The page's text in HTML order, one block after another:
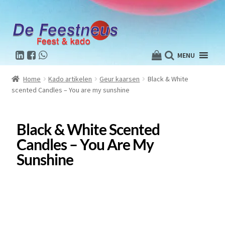
MENU
Home Kado artikelen Geur kaarsen
Black & White
scented Candles – You are my sunshine
Black & White Scented
Candles – You Are My
Sunshine